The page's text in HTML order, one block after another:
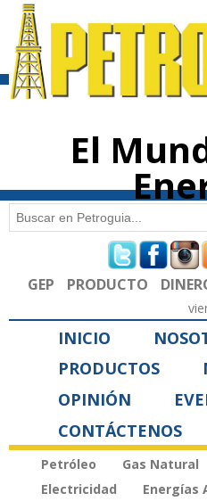
contenido
El
Formulario de
Buscar
GEP PRODUCTO
INICIO
PRODUCTOS
OPINIÓN
CONTÁCTENOS
Petróleo Gas Natural
Electricidad
Energías